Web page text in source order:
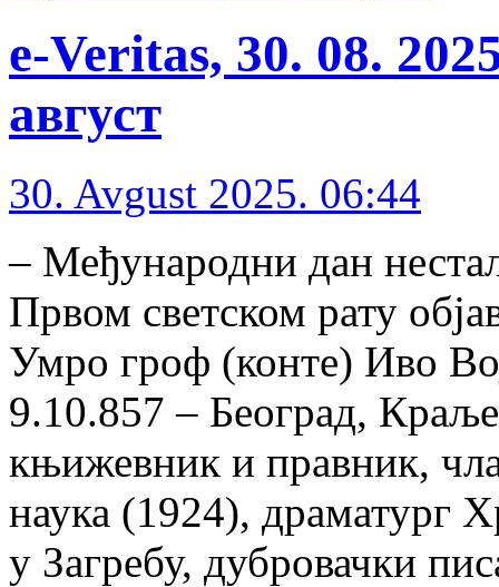
e-Veritas, 30. 08.
август
30. Avgust 2025. 06:44
– Међународни дан
Првом светском рату
Умро гроф (конте) Иво
9.10.857 – Београд,
књижевник и правник,
наука (1924), драматург
у Загребу, дубровачки